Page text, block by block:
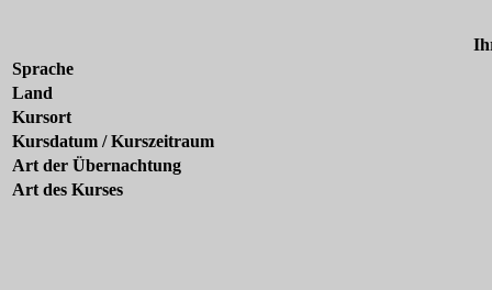
Sprache
Land
Kursort
Kursdatum / Kurszeitraum
Art der Übernachtung
Art des Kurses